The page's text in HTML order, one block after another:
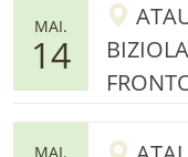
MAI.
14
MAI.